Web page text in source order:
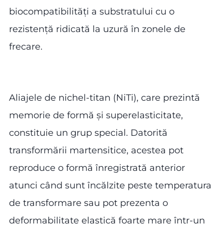
biocompatibilități a substratului cu o
rezistență ridicată la uzură în zonele de
frecare.
Aliajele de nichel-titan (NiTi), care prezintă
memorie de formă și superelasticitate,
constituie un grup special. Datorită
transformării martensitice, acestea pot
reproduce o formă înregistrată anterior
atunci când sunt încălzite peste temperatura
de transformare sau pot prezenta o
deformabilitate elastică foarte mare într-un